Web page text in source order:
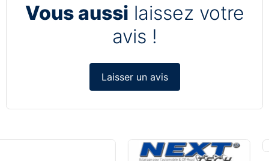
Vous aussi laissez votre
avis !
Laisser un avis